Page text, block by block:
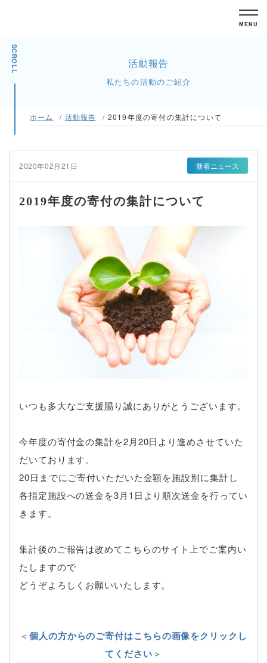
MENU
SCROLL 活動報告
私たちの活動のご紹介
ホーム 活動報告 2019年度の寄付の集計について
2020年02月21日 新着ニュース
2019年度の寄付の集計について
いつも多大なご支援賜り誠にありがとうございます。
今年度の寄付金の集計を2月20日より進めさせていた
だいております。
20日までにご寄付いただいた金額を施設別に集計し
各指定施設への送金を3月1日より順次送金を行ってい
きます。
集計後のご報告は改めてこちらのサイト上でご案内い
たしますので
どうぞよろしくお願いいたします。
＜個人の方からのご寄付はこちらの画像をクリックし
てください＞